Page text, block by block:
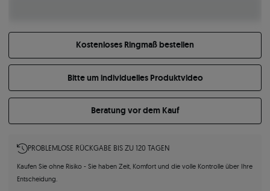
Kostenloses Ringmaß bestellen
Bitte um individuelles Produktvideo
Beratung vor dem Kauf
PROBLEMLOSE RÜCKGABE BIS ZU 120 TAGEN
Kaufen Sie ohne Risiko - Sie haben Zeit, Komfort und die volle Kontrolle über Ihre
Entscheidung.